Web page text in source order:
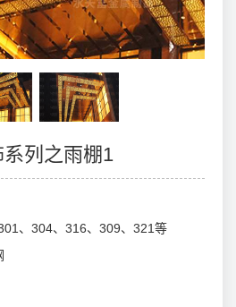
列之雨棚1
、304、316、309、321等